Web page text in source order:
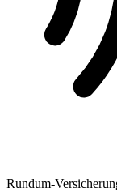
Rundum-